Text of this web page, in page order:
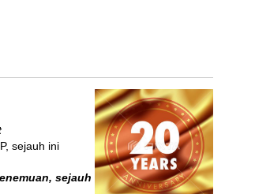
sejauh ini
sejauh